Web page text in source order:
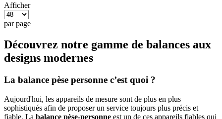
Afficher
par page
Découvrez notre gamme de balances aux
designs modernes
La balance pèse personne c’est quoi ?
Aujourd'hui, les appareils de mesure sont de plus en plus
sophistiqués afin de proposer un service toujours plus précis et
fiable. La balance pèse-personne est un de ces appareils fiables qui